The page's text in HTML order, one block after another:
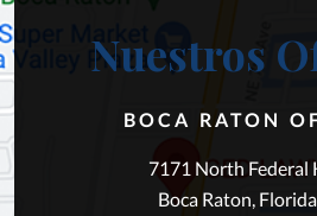
Nuestros
BOCA RATON
7171 North Federal
Boca Raton,